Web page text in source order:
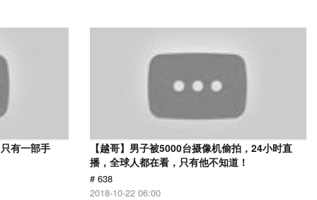
有一部手
【越哥】男子被5000台摄像机偷拍，24小时直
播，全球人都在看，只有他不知道！
# 638
2018-10-22 06:00